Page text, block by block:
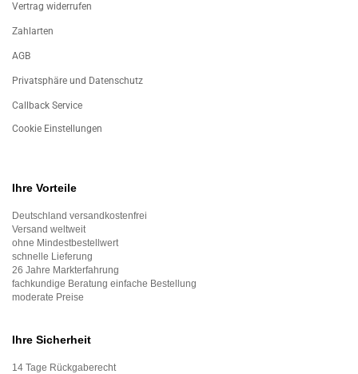
Vertrag widerrufen
Zahlarten
AGB
Privatsphäre und Datenschutz
Callback Service
Cookie Einstellungen
Ihre Vorteile
Deutschland versandkostenfrei
Versand weltweit
ohne Mindestbestellwert
schnelle Lieferung
26 Jahre Markterfahrung
fachkundige Beratung einfache Bestellung
moderate Preise
Ihre Sicherheit
14 Tage Rückgaberecht